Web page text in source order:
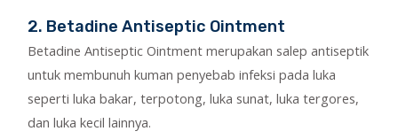
2. Betadine Antiseptic Ointment
Betadine Antiseptic Ointment merupakan salep antiseptik
untuk membunuh kuman penyebab infeksi pada luka
seperti luka bakar, terpotong, luka sunat, luka tergores,
dan luka kecil lainnya.